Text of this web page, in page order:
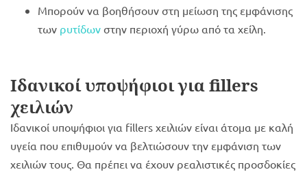
Μπορούν να βοηθήσουν στη μείωση της εμφάνισης
των ρυτίδων στην περιοχή γύρω από τα χείλη.
Ιδανικοί υποψήφιοι γιαfillers
χειλιών
Ιδανικοί υποψήφιοι για fillers χειλιών είναι άτομα με καλή
υγεία που επιθυμούν να βελτιώσουν την εμφάνιση των
χειλιών τους. Θα πρέπει να έχουν ρεαλιστικές προσδοκίες